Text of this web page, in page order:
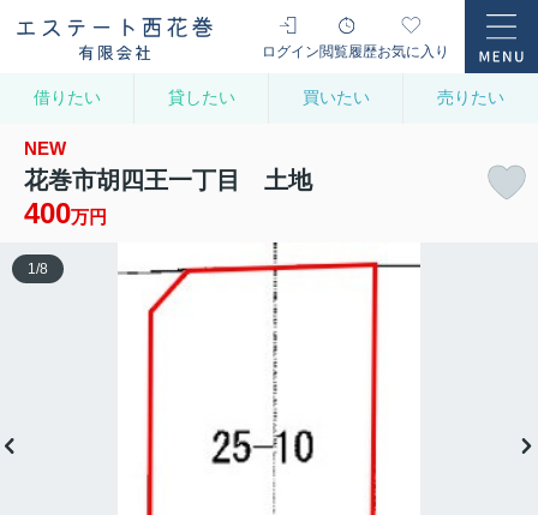
ログイン閲覧履歴お気に入り
借りたい 貸したい 買いたい 売りたい
NEW
花巻市胡四王一丁目 土地
400万円
1 /8